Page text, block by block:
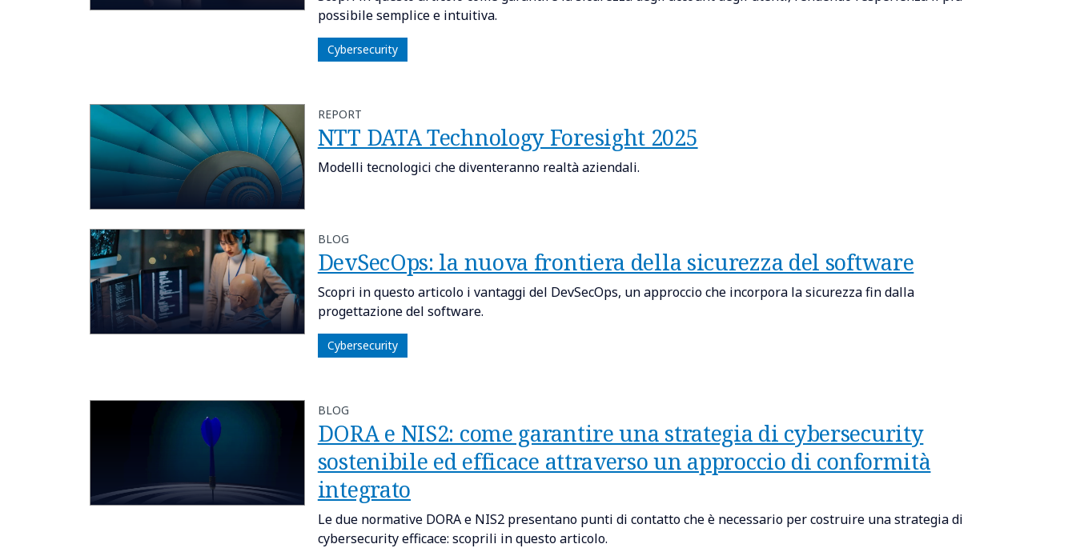
possibile semplice e intuitiva.
Cybersecurity
REPORT
NTT DATA Technology Foresight 2025
Modelli tecnologici che diventeranno realtà aziendali.
BLOG
DevSecOps: la nuova frontiera della sicurezza del software
Scopri in questo articolo i vantaggi del DevSecOps, un approccio che incorpora la sicurezza fin dalla
progettazione del software.
Cybersecurity
BLOG
DORA e NIS2: come garantire una strategia di cybersecurity
sostenibile ed efficace attraverso un approccio di conformità
integrato
Le due normative DORA e NIS2 presentano punti di contatto che è necessario per costruire una strategia di
cybersecurity efficace: scoprili in questo articolo.